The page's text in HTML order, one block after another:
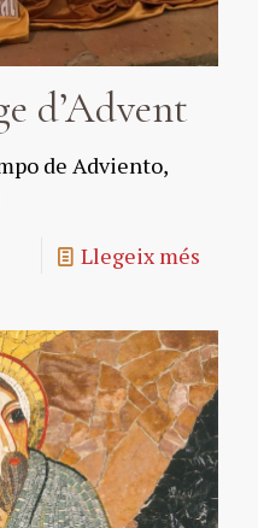
d’Advent
de Adviento,
Llegeix més